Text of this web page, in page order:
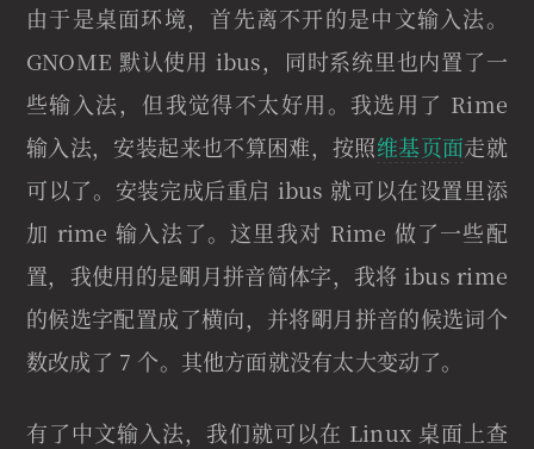
由于是桌面环境，首先离不开的是中文输入法。
GNOME 默认使用 ibus，同时系统里也内置了一
些输入法，但我觉得不太好用。我选用了 Rime
输入法，安装起来也不算困难，按照维基页面走就
可以了。安装完成后重启 ibus 就可以在设置里添
加 rime 输入法了。这里我对 Rime 做了一些配
置，我使用的是朙月拼音简体字，我将 ibus rime
的候选字配置成了横向，并将朙月拼音的候选词个
数改成了 7 个。其他方面就没有太大变动了。
有了中文输入法，我们就可以在 Linux 桌面上查